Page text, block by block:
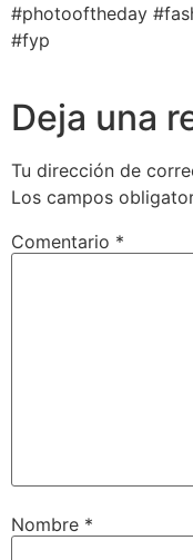
#photooftheday
#fyp
Deja una
Tu dirección de
Los campos
Comentario *
Nombre *